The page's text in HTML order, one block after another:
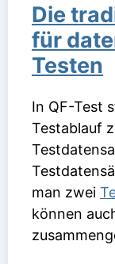
Die
für
Testen
In QF-Test
Testablauf
man zwei
können